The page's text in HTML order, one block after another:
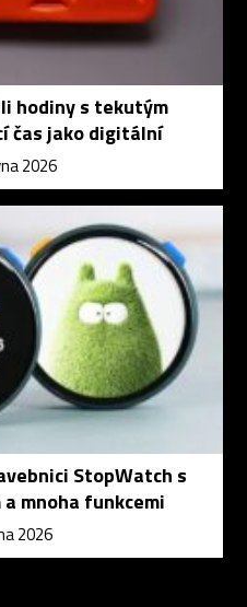
hodiny s tekutým
čas jako digitální
2026
StopWatch s
mnoha funkcemi
2026